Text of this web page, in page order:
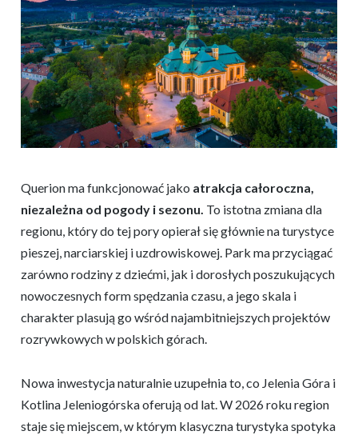
Querion ma funkcjonować jako atrakcja całoroczna,
niezależna od pogody i sezonu. To istotna zmiana dla
regionu, który do tej pory opierał się głównie na turystyce
pieszej, narciarskiej i uzdrowiskowej. Park ma przyciągać
zarówno rodziny z dziećmi, jak i dorosłych poszukujących
nowoczesnych form spędzania czasu, a jego skala i
charakter plasują go wśród najambitniejszych projektów
rozrywkowych w polskich górach.
Nowa inwestycja naturalnie uzupełnia to, co Jelenia Góra i
Kotlina Jeleniogórska oferują od lat. W 2026 roku region
staje się miejscem, w którym klasyczna turystyka spotyka